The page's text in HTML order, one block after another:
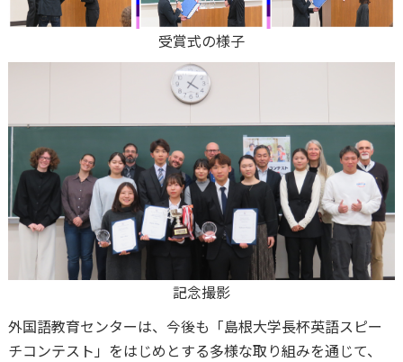
受賞式の様子
記念撮影
外国語教育センターは、今後も「島根大学長杯英語スピー
チコンテスト」をはじめとする多様な取り組みを通じて、